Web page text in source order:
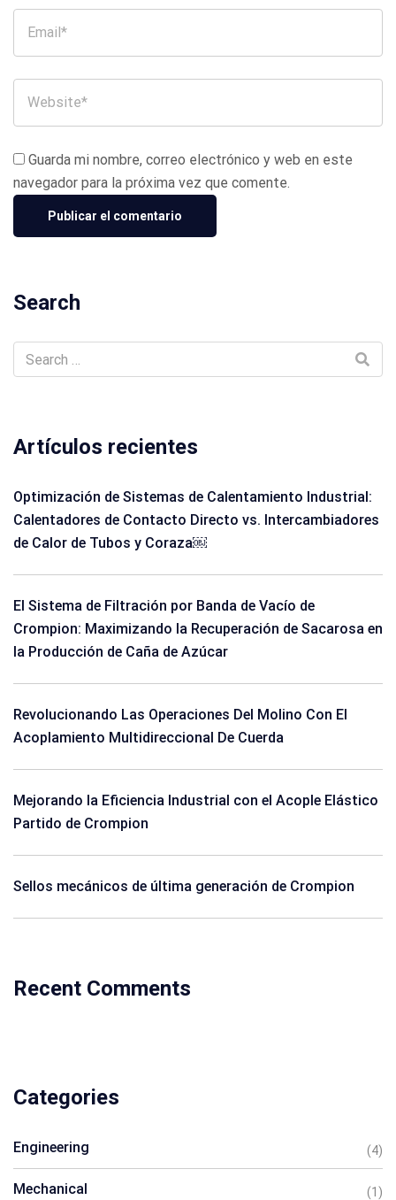
Guarda mi nombre, correo electrónico y web en este
navegador para la próxima vez que comente.
Search
Artículos recientes
Optimización de Sistemas de Calentamiento Industrial:
Calentadores de Contacto Directo vs. Intercambiadores
de Calor de Tubos y Coraza￼
El Sistema de Filtración por Banda de Vacío de
Crompion: Maximizando la Recuperación de Sacarosa en
la Producción de Caña de Azúcar
Revolucionando Las Operaciones Del Molino Con El
Acoplamiento Multidireccional De Cuerda
Mejorando la Eficiencia Industrial con el Acople Elástico
Partido de Crompion
Sellos mecánicos de última generación de Crompion
Recent Comments
Categories
Engineering (4)
Mechanical (1)